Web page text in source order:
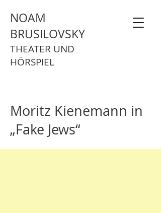
NOAM
BRUSILOVSKY
THEATER UND
HÖRSPIEL
Moritz Kienemann in
„Fake Jews“